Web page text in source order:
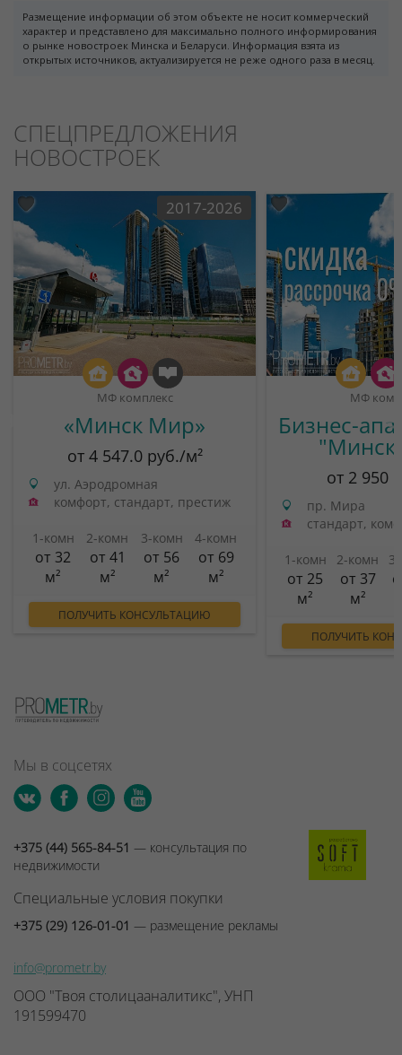
Размещение информации об этом объекте не носит коммерческий
характер и представлено для максимально полного информирования
о рынке новостроек Минска и Беларуси. Информация взята из
открытых источников, актуализируется не реже одного раза в месяц.
СПЕЦПРЕДЛОЖЕНИЯ
НОВОСТРОЕК
2017-2026
МФ комплекс
«Минск Мир»
от 4 547.0 руб./м²
ул. Аэродромная
комфорт, стандарт, престиж
1-комн
от 32
м²
2-комн
от 41
м²
3-комн
от 56
м²
4-комн
от 69
м²
ПОЛУЧИТЬ КОНСУЛЬТАЦИЮ
МФ
Бизнес-
от 2 950
пр. Мира
стандарт,
1-комн
от 25
м²
2-комн
от 37
м²
ПОЛУЧИТЬ
Мы в соцсетях
+375 (44) 565-84-51 — консультация по
недвижимости
Специальные условия покупки
+375 (29) 126-01-01 — размещение рекламы
info@prometr.by
ООО "Твоя столицааналитикс", УНП
191599470